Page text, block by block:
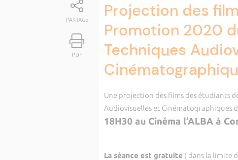
PARTAGE
PDF
Projection des
Promotion 2020
Techniques
Une projection des films des étudiants
Audiovisuelles et Cinématographiques
18H30 au Cinéma l’ALBA à
La séance est gratuite ( dans la limite